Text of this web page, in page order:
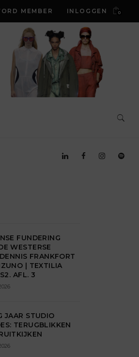
MEMBER INLOGGEN 0
FUNDERING
WESTERSE
FRANKFORT
| TEXTILIA
AFL. 3
JAAR STUDIO
TERUGBLIKKEN